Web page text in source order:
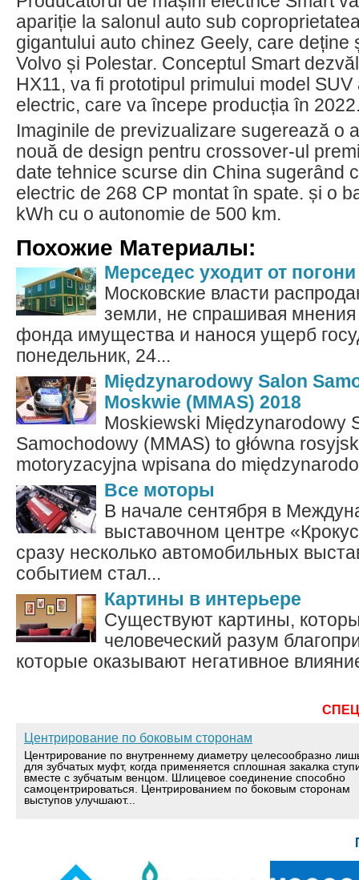
apariție la salonul auto sub
gigantului auto chinez Geely, care deține
Volvo și Polestar. Conceptul Smart
HX11, va fi prototipul primului model
electric, care va începe producția în
Imaginile de previzualizare sugerează o
nouă de design pentru crossover-ul
date tehnice scurse din China sugerând
electric de 268 CP montat în spate. și o
kWh cu o autonomie de 500 km.
Похожие Материалы:
Мерседес уходит от погони
Московские власти
земли, не спрашивая
фонда имущества и нанося ущерб
понедельник, 24...
Międzynarodowy Salon
Moskwie (MMAS) 2018
Moskiewski Międzynarodowy
Samochodowy (MMAS) to główna
motoryzacyjna wpisana do
Все моторы
В начале сентября в
выставочном центре
сразу несколько автомобильных
событием стал...
Картины в интерьере
Существуют картины,
человеческий разум
которые оказывают негативное
Центрирование по боковым сторонам
Центрирование по внутреннему диаметру целесообразно
для зубчатых муфт, когда применяется сплошная закалка
вместе с зубчатым венцом. Шлицевое соединение способно
самоцентрироваться. Центрированием по боковым сторонам
выступов улучшают...